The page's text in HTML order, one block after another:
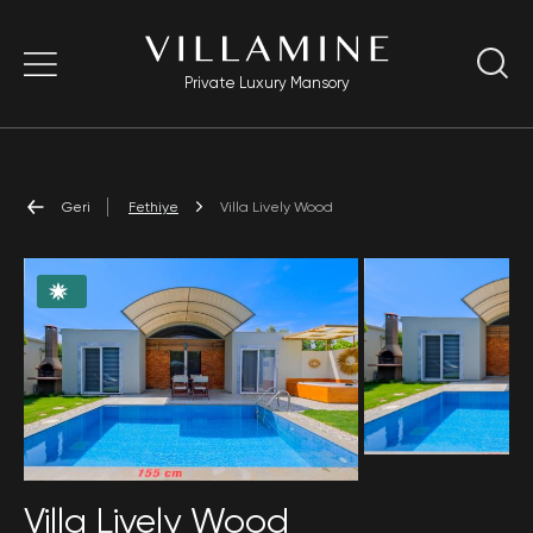
Private Luxury Mansory
Geri Fethiye Villa Lively Wood
Villa Lively Wood